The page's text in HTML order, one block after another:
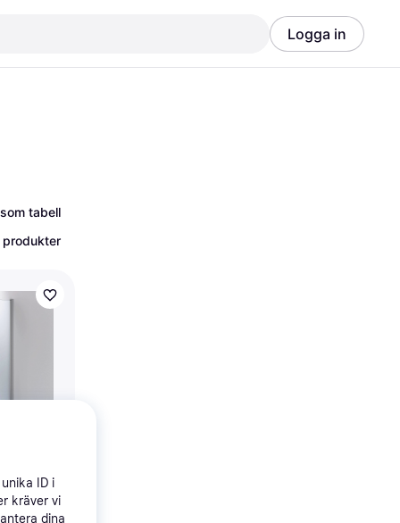
Logga in
tabell
produkter
ID i
kräver vi
dina